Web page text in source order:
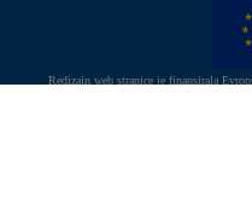
Redizajn web stranice je finansirala